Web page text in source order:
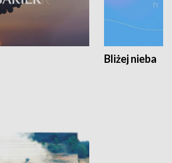
Bliżej nieba